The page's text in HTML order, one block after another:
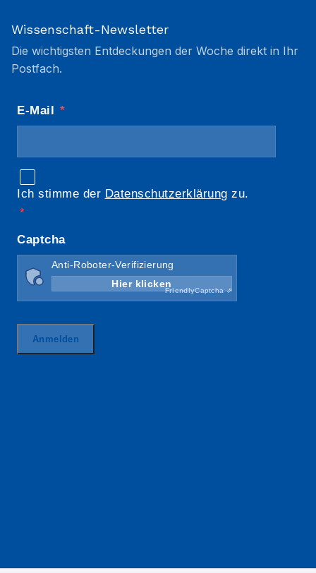
Wissenschaft-Newsletter
Die wichtigsten Entdeckungen der Woche direkt in Ihr
Postfach.